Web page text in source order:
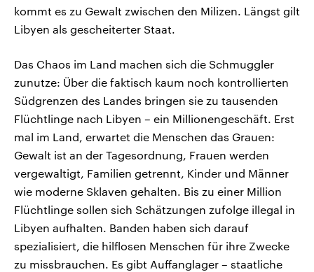
kommt es zu Gewalt zwischen den Milizen. Längst gilt
Libyen als gescheiterter Staat.
Das Chaos im Land machen sich die Schmuggler
zunutze: Über die faktisch kaum noch kontrollierten
Südgrenzen des Landes bringen sie zu tausenden
Flüchtlinge nach Libyen – ein Millionengeschäft. Erst
mal im Land, erwartet die Menschen das Grauen:
Gewalt ist an der Tagesordnung, Frauen werden
vergewaltigt, Familien getrennt, Kinder und Männer
wie moderne Sklaven gehalten. Bis zu einer Million
Flüchtlinge sollen sich Schätzungen zufolge illegal in
Libyen aufhalten. Banden haben sich darauf
spezialisiert, die hilflosen Menschen für ihre Zwecke
zu missbrauchen. Es gibt Auffanglager – staatliche